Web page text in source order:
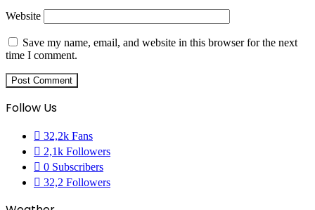
Website
Save my name, email, and website in this browser for the next
time I comment.
Follow Us
32,2k Fans
2,1k Followers
0 Subscribers
32,2 Followers